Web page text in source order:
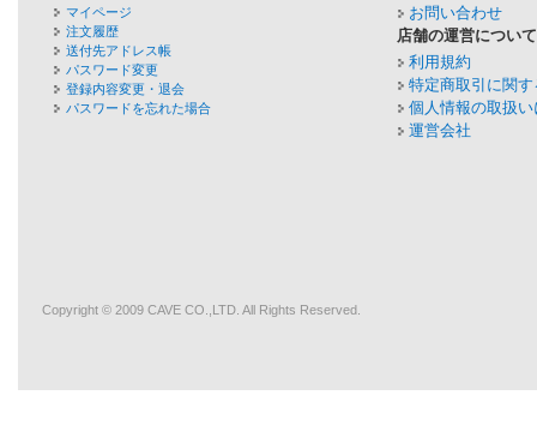
マイページ
注文履歴
送付先アドレス帳
パスワード変更
登録内容変更・退会
パスワードを忘れた場合
お問い合わせ
店舗の運営について
利用規約
特定商取引に関
個人情報の取扱
運営会社
Copyright © 2009 CAVE CO.,LTD. All Rights Reserved.